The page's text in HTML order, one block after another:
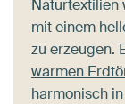
Naturtextilien
mit einem
zu erzeugen.
warmen
harmonisch